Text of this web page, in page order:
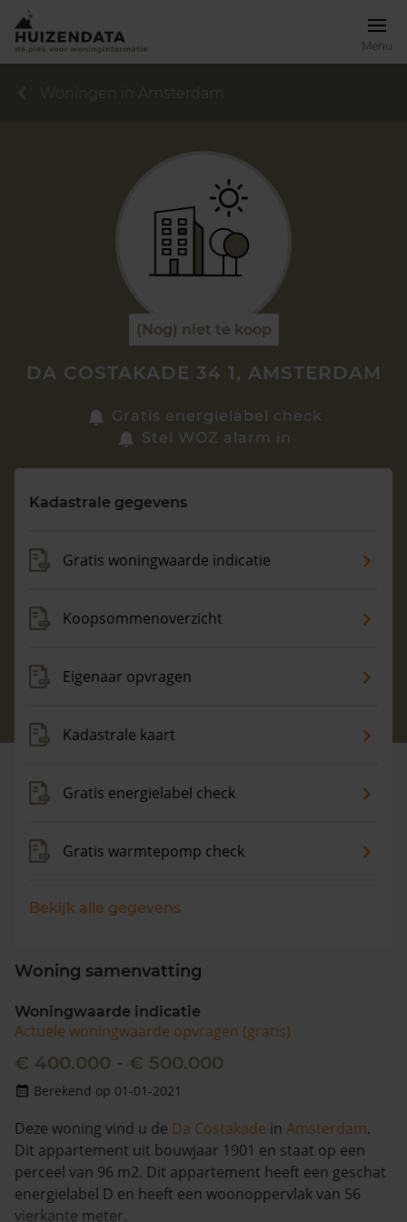
Menu
Zoek een woning
Maandag t/m vrijdag - 08:00 -18:00
Woningen in Amsterdam
(Nog) niet te koop
DA COSTAKADE 34 1, AMSTERDAM
Gratis energielabel check
Stel WOZ alarm in
Kadastrale gegevens
Gratis woningwaarde indicatie
Koopsommenoverzicht
Eigenaar opvragen
Kadastrale kaart
Gratis energielabel check
Gratis warmtepomp check
Bekijk alle gegevens
Woning samenvatting
Woningwaarde indicatie
Actuele woningwaarde opvragen (gratis)
€ 400.000 - € 500.000
Berekend op 01-01-2021
Deze woning vind u de Da Costakade in Amsterdam.
Dit appartement uit bouwjaar 1901 en staat op een
perceel van 96 m2. Dit appartement heeft een geschat
energielabel D en heeft een woonoppervlak van 56
vierkante meter.